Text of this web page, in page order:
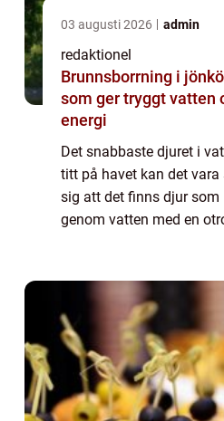
03 augusti 2026 admin
redaktionel
Brunnsborrning i jönköping
som ger tryggt vatten
energi
Det snabbaste djuret i
titt på havet kan det
sig att det finns djur som
genom vatten med en